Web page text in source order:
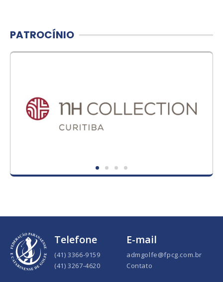
PATROCÍNIO
Telefone
(41) 3366-9159
(41) 3267-4620
E-mail
admgolfe@fpcg.com.br
Contato